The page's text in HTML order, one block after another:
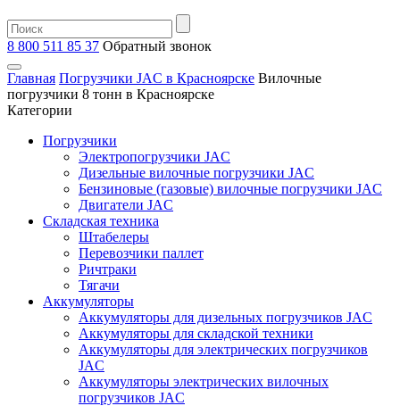
8 800 511 85 37 Oбратный звонок
Главная Погрузчики JAC в Красноярске Вилочные
погрузчики 8 тонн в Красноярске
Категории
Погрузчики
Электропогрузчики JAC
Дизельные вилочные погрузчики JAC
Бензиновые (газовые) вилочные погрузчики JAC
Двигатели JAC
Складская техника
Штабелеры
Перевозчики паллет
Ричтраки
Тягачи
Аккумуляторы
Аккумуляторы для дизельных погрузчиков JAC
Аккумуляторы для складской техники
Аккумуляторы для электрических погрузчиков
JAC
Аккумуляторы электрических вилочных
погрузчиков JAC